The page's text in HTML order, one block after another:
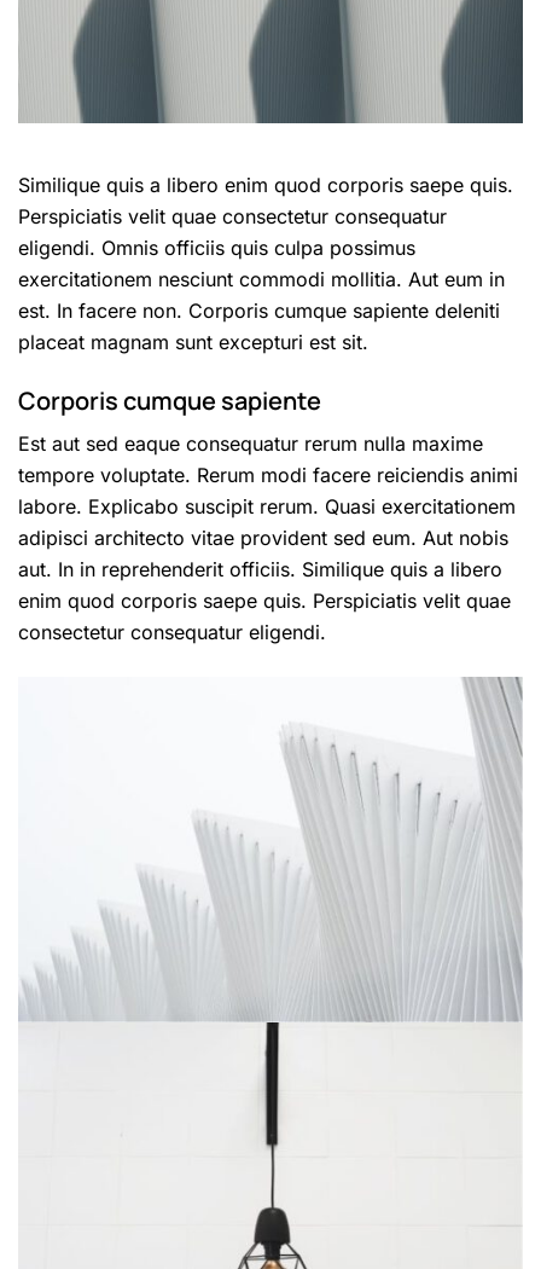
Similique quis a libero enim quod corporis saepe quis.
Perspiciatis velit quae consectetur consequatur
eligendi. Omnis officiis quis culpa possimus
exercitationem nesciunt commodi mollitia. Aut eum in
est. In facere non. Corporis cumque sapiente deleniti
placeat magnam sunt excepturi est sit.
Corporis cumque sapiente
Est aut sed eaque consequatur rerum nulla maxime
tempore voluptate. Rerum modi facere reiciendis animi
labore. Explicabo suscipit rerum. Quasi exercitationem
adipisci architecto vitae provident sed eum. Aut nobis
aut. In in reprehenderit officiis. Similique quis a libero
enim quod corporis saepe quis. Perspiciatis velit quae
consectetur consequatur eligendi.